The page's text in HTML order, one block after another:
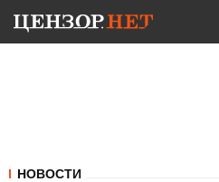
НОВОСТИ